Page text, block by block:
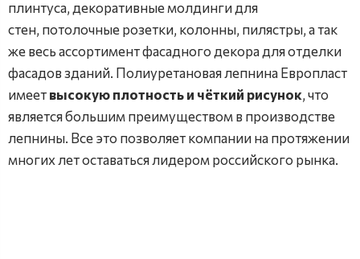
плинтуса, декоративные молдинги для
стен, потолочные розетки, колонны, пилястры, а так
же весь ассортимент фасадного декора для отделки
фасадов зданий. Полиуретановая лепнина Европласт
имеетвысокую плотность и чёткий рисунок, что
является большим преимуществом в производстве
лепнины. Все это позволяет компании на протяжении
многих лет оставаться лидером российского рынка.